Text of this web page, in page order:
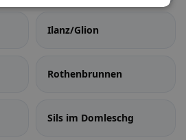
Ilanz/Glion
Rothenbrunnen
Sils im Domleschg